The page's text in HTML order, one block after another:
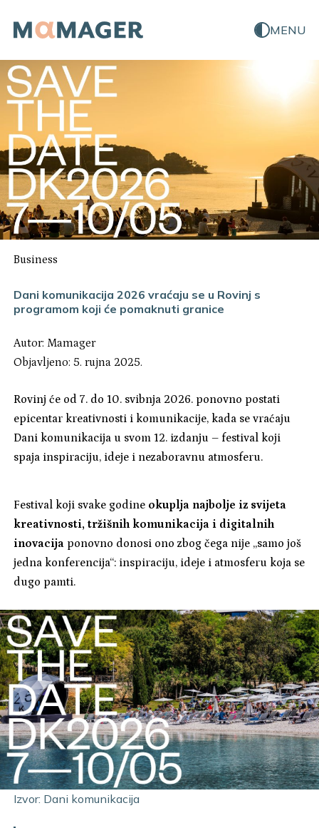
MENU
Business
Dani komunikacija 2026 vraćaju se u Rovinj s
programom koji će pomaknuti granice
Autor: Mamager
Objavljeno: 5. rujna 2025.
Rovinj će od 7. do 10. svibnja 2026. ponovno postati
epicentar kreativnosti i komunikacije, kada se vraćaju
Dani komunikacija u svom 12. izdanju – festival koji
spaja inspiraciju, ideje i nezaboravnu atmosferu.
Festival koji svake godine okuplja najbolje iz svijeta
kreativnosti, tržišnih komunikacija i digitalnih
inovacija ponovno donosi ono zbog čega nije „samo još
jedna konferencija“: inspiraciju, ideje i atmosferu koja se
dugo pamti.
Izvor: Dani komunikacija